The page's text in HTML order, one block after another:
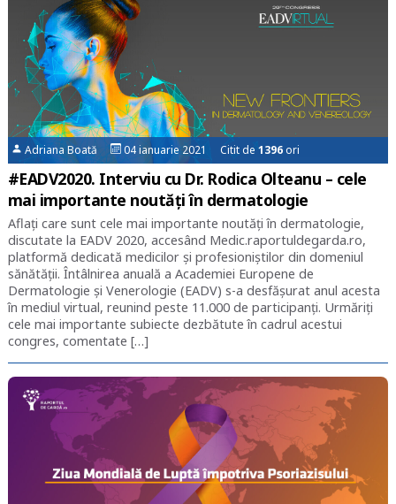
Adriana Boată 04 ianuarie 2021 Citit de1396ori
#EADV2020. Interviu cu Dr. Rodica Olteanu – cele
mai importante noutăți în dermatologie
Aflați care sunt cele mai importante noutăți în dermatologie,
discutate la EADV 2020, accesând Medic.raportuldegarda.ro,
platformă dedicată medicilor și profesioniștilor din domeniul
sănătății. Întâlnirea anuală a Academiei Europene de
Dermatologie și Venerologie (EADV) s-a desfășurat anul acesta
în mediul virtual, reunind peste 11.000 de participanți. Urmăriți
cele mai importante subiecte dezbătute în cadrul acestui
congres, comentate […]